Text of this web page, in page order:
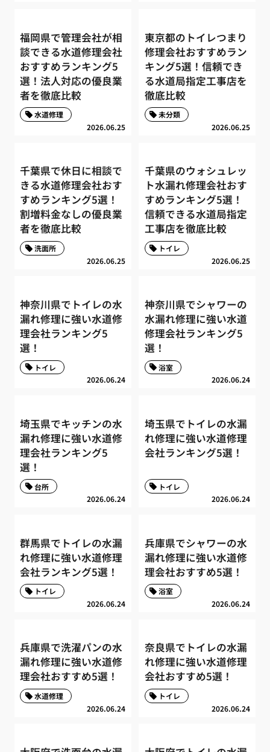
福岡県で管理会社が相
談できる水道修理会社
おすすめランキング5
選！法人対応の優良業
者を徹底比較
2026.06.25
水道修理
東京都のトイレつまり
修理会社おすすめラン
キング5選！信頼でき
る水道局指定工事店を
徹底比較
2026.06.25
未分類
千葉県で休日に相談で
きる水道修理会社おす
すめランキング5選！
割増料金なしの優良業
者を徹底比較
2026.06.25
洗面所
千葉県のウォシュレッ
ト水漏れ修理会社おす
すめランキング5選！
信頼できる水道局指定
工事店を徹底比較
2026.06.25
トイレ
神奈川県でトイレの水
漏れ修理に強い水道修
理会社ランキング5
選！
2026.06.24
トイレ
神奈川県でシャワーの
水漏れ修理に強い水道
修理会社ランキング5
選！
2026.06.24
浴室
埼玉県でキッチンの水
漏れ修理に強い水道修
理会社ランキング5
選！
2026.06.24
台所
埼玉県でトイレの水漏
れ修理に強い水道修理
会社ランキング5選！
2026.06.24
トイレ
群馬県でトイレの水漏
れ修理に強い水道修理
会社ランキング5選！
2026.06.24
トイレ
兵庫県でシャワーの水
漏れ修理に強い水道修
理会社おすすめ5選！
2026.06.24
浴室
兵庫県で洗濯パンの水
漏れ修理に強い水道修
理会社おすすめ5選！
2026.06.24
水道修理
奈良県でトイレの水漏
れ修理に強い水道修理
会社おすすめ5選！
2026.06.24
トイレ